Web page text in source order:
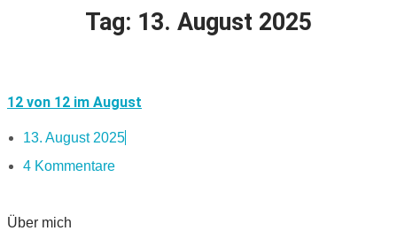
Tag: 13. August 2025
12 von 12 im August
13. August 2025
4 Kommentare
Über mich